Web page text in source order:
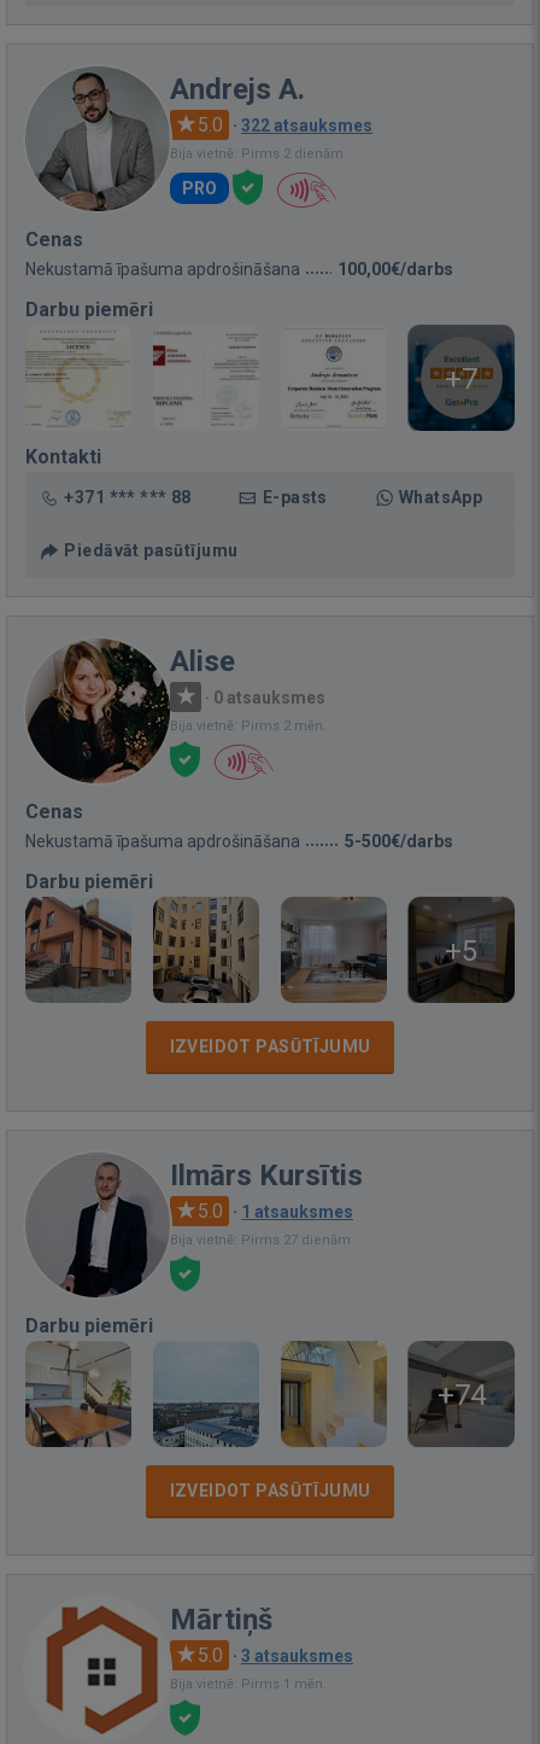
Andrejs A.
5.0 · 322 atsauksmes
Bija vietnē: Pirms 2 dienām
PRO
Cenas
Nekustamā īpašuma apdrošināšana 100,00€/darbs
Darbu piemēri
+7
Kontakti
+371 *** *** 88 E-pasts WhatsApp
Piedāvāt pasūtījumu
Alise
· 0 atsauksmes
Bija vietnē: Pirms 2 mēn.
Cenas
Nekustamā īpašuma apdrošināšana 5-500€/darbs
Darbu piemēri
+5
IZVEIDOT PASŪTĪJUMU
Ilmārs Kursītis
5.0 · 1 atsauksmes
Bija vietnē: Pirms 27 dienām
Darbu piemēri
+74
IZVEIDOT PASŪTĪJUMU
Mārtiņš
5.0 · 3 atsauksmes
Bija vietnē: Pirms 1 mēn.